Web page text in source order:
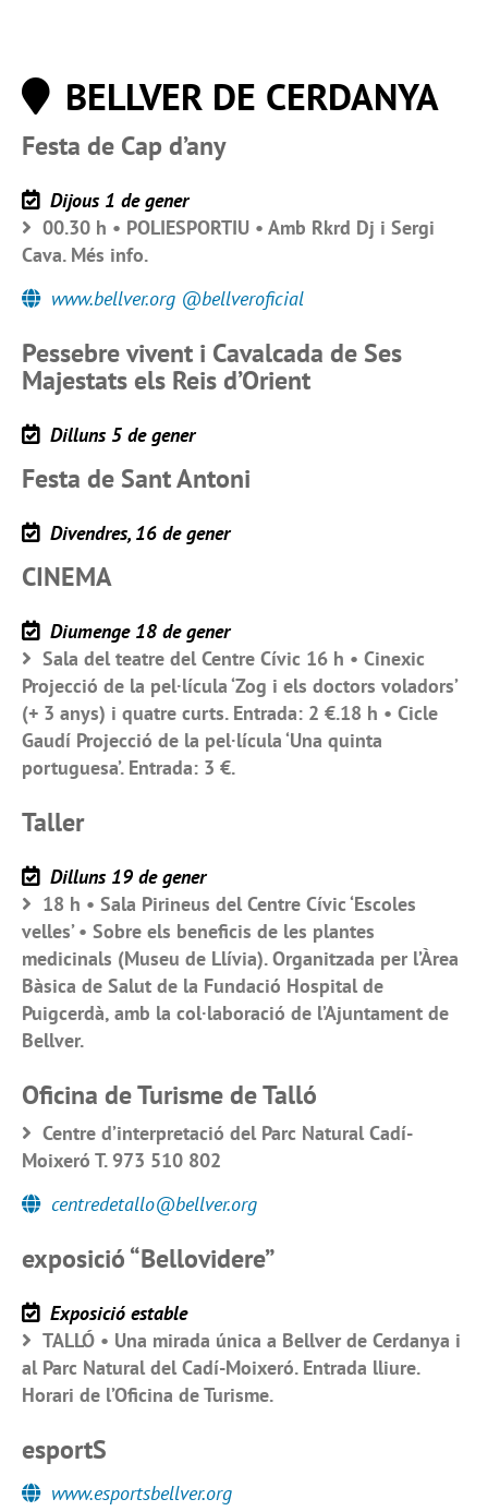
BELLVER DE CERDANYA
Festa de Cap d’any
Dijous 1 de gener
00.30 h • POLIESPORTIU • Amb Rkrd Dj i Sergi
Cava. Més info.
www.bellver.org @bellveroficial
Pessebre vivent i Cavalcada de Ses
Majestats els Reis d’Orient
Dilluns 5 de gener
Festa de Sant Antoni
Divendres, 16 de gener
CINEMA
Diumenge 18 de gener
Sala del teatre del Centre Cívic 16 h • Cinexic
Projecció de la pel·lícula ‘Zog i els doctors voladors’
(+ 3 anys) i quatre curts. Entrada: 2 €.18 h • Cicle
Gaudí Projecció de la pel·lícula ‘Una quinta
portuguesa’. Entrada: 3 €.
Taller
Dilluns 19 de gener
18 h • Sala Pirineus del Centre Cívic ‘Escoles
velles’ • Sobre els beneficis de les plantes
medicinals (Museu de Llívia). Organitzada per l’Àrea
Bàsica de Salut de la Fundació Hospital de
Puigcerdà, amb la col·laboració de l’Ajuntament de
Bellver.
Oficina de Turisme de Talló
Centre d’interpretació del Parc Natural Cadí-
Moixeró T. 973 510 802
centredetallo@bellver.org
exposició “Bellovidere”
Exposició estable
TALLÓ • Una mirada única a Bellver de Cerdanya i
al Parc Natural del Cadí-Moixeró. Entrada lliure.
Horari de l’Oficina de Turisme.
esportS
www.esportsbellver.org